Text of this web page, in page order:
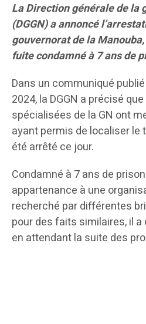
La Direction générale de la
(DGGN) a annoncé
gouvernorat de la
fuite condamné à 7 ans de
Dans un communiqué
2024, la DGGN a précisé
spécialisées de la GN ont
ayant permis de localiser le
été arrêté ce jour.
Condamné à 7 ans de
appartenance à une
recherché par différentes
pour des faits similaires, il
en attendant la suite des